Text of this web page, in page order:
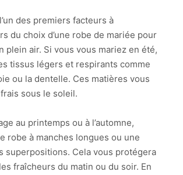
des premiers facteurs à
du choix d’une robe de mariée pour
plein air. Si vous vous mariez en été,
tissus légers et respirants comme
ou la dentelle. Ces matières vous
sous le soleil.
au printemps ou à l’automne,
robe à manches longues ou une
superpositions. Cela vous protégera
fraîcheurs du matin ou du soir. En